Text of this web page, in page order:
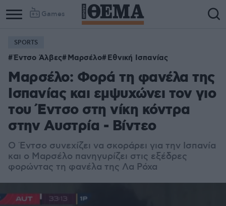
Games
SPORTS
Έντσο Άλβες Μαρσέλο Εθνική Ισπανίας
Μαρσέλο: Φορά τη φανέλα της
Ισπανίας και εμψυχώνει τον γιο
του Έντσο στη νίκη κόντρα
στην Αυστρία - Βίντεο
Ο Έντσο συνεχίζει να σκοράρει για την Ισπανία
και ο Μαρσέλο πανηγυρίζει στις εξέδρες
φορώντας τη φανέλα της Λα Ρόχα